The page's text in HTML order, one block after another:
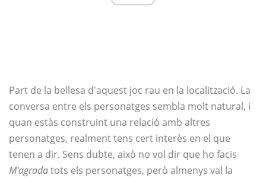
Part de la bellesa d'aquest joc rau en la localització. La
conversa entre els personatges sembla molt natural, i
quan estàs construint una relació amb altres
personatges, realment tens cert interès en el que
tenen a dir. Sens dubte, això no vol dir que ho facis
M'agradatots els personatges, però almenys val la